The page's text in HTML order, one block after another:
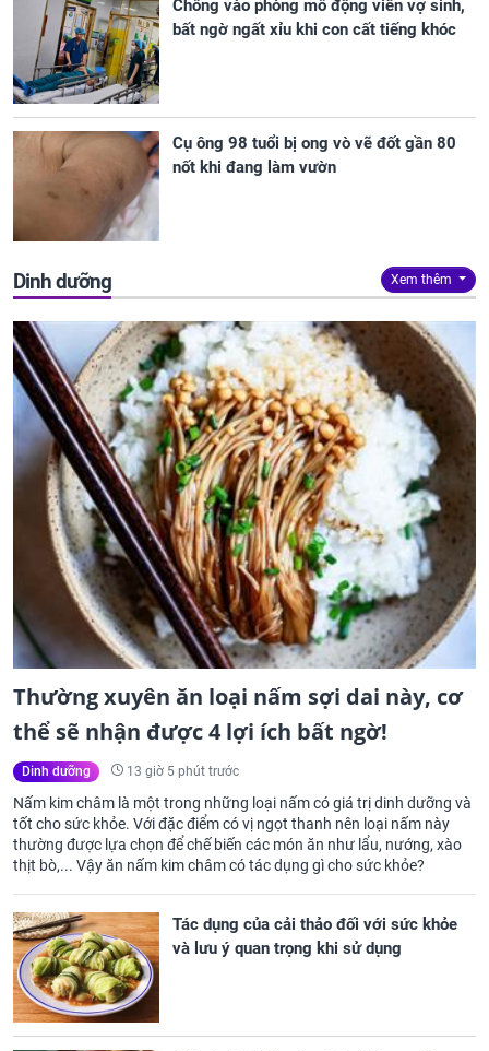
Chồng vào phòng mổ động viên vợ sinh,
bất ngờ ngất xỉu khi con cất tiếng khóc
Cụ ông 98 tuổi bị ong vò vẽ đốt gần 80
nốt khi đang làm vườn
Dinh dưỡng Xem thêm
Thường xuyên ăn loại nấm sợi dai này, cơ
thể sẽ nhận được 4 lợi ích bất ngờ!
Dinh dưỡng 13 giờ 5 phút trước
Nấm kim châm là một trong những loại nấm có giá trị dinh dưỡng và
tốt cho sức khỏe. Với đặc điểm có vị ngọt thanh nên loại nấm này
thường được lựa chọn để chế biến các món ăn như lẩu, nướng, xào
thịt bò,... Vậy ăn nấm kim châm có tác dụng gì cho sức khỏe?
Tác dụng của cải thảo đối với sức khỏe
và lưu ý quan trọng khi sử dụng